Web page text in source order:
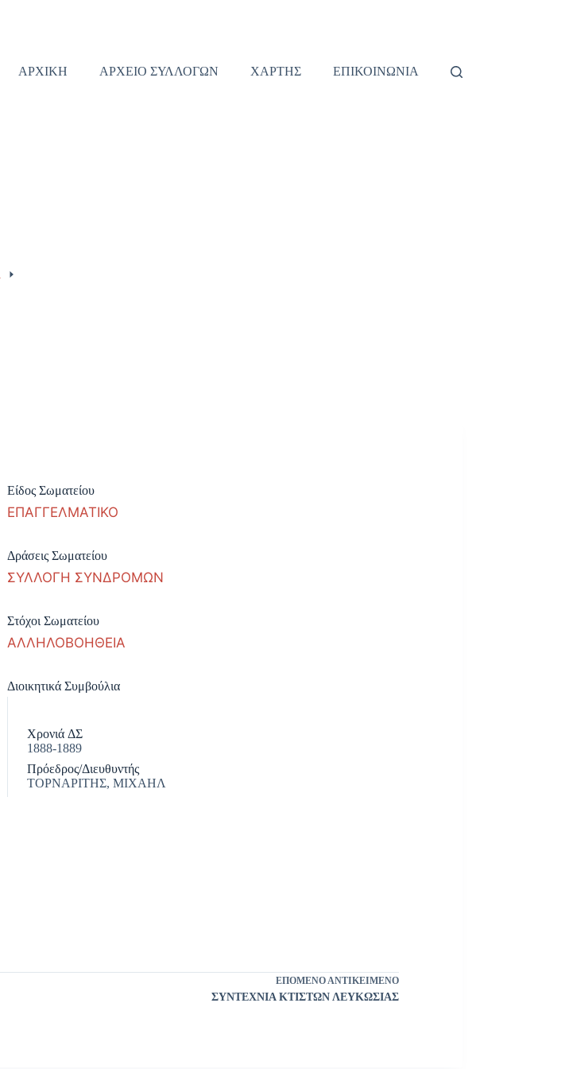
ΑΡΧΙΚΗ ΑΡΧΕΙΟ ΣΥΛΛΟΓΩΝ ΧΑΡΤΗΣ ΕΠΙΚΟΙΝΩΝΙΑ
Είδος Σωματείου
ΕΠΑΓΓΕΛΜΑΤΙΚΟ
Δράσεις Σωματείου
ΣΥΛΛΟΓΗ ΣΥΝΔΡΟΜΩΝ
Στόχοι Σωματείου
ΑΛΛΗΛΟΒΟΗΘΕΙΑ
Διοικητικά Συμβούλια
Χρονιά ΔΣ
1888-1889
Πρόεδρος/Διευθυντής
ΤΟΡΝΑΡΙΤΗΣ, ΜΙΧΑΗΛ
ΕΠΌΜΕΝΟ ΑΝΤΙΚΕΊΜΕΝΟ
ΣΥΝΤΕΧΝΙΑ ΚΤΙΣΤΩΝ ΛΕΥΚΩΣΙΑΣ